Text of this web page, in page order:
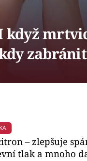
když
zabránit
– zlepšuje
tlak a mnoho